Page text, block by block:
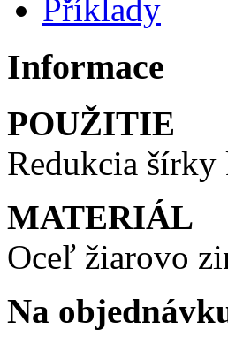
Příklady
Informace
POUŽITIE
Redukcia šírky
MATERIÁL
Oceľ žiarovo
Na